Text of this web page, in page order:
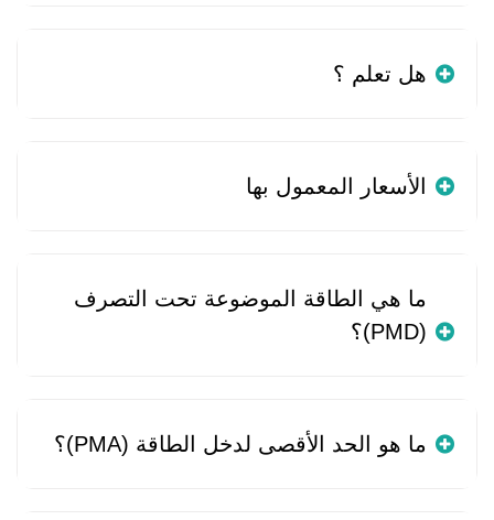
هل تعلم ؟
الأسعار المعمول بها
ما هي الطاقة الموضوعة تحت التصرف
(PMD)؟
ما هو الحد الأقصى لدخل الطاقة (PMA)؟